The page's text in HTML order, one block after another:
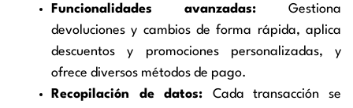
Funcionalidades avanzadas: Gestiona
devoluciones y cambios de forma rápida, aplica
descuentos y promociones personalizadas, y
ofrece diversos métodos de pago.
Recopilación de datos: Cada transacción se